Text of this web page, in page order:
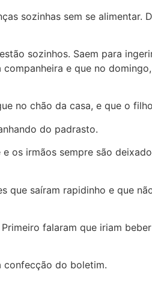
sozinhas sem se alimentar.
sozinhos. Saem para
e que no
no chão da casa, e que o
do padrasto.
os irmãos sempre são
que saíram rapidinho e que
falaram que iriam
confecção do boletim.